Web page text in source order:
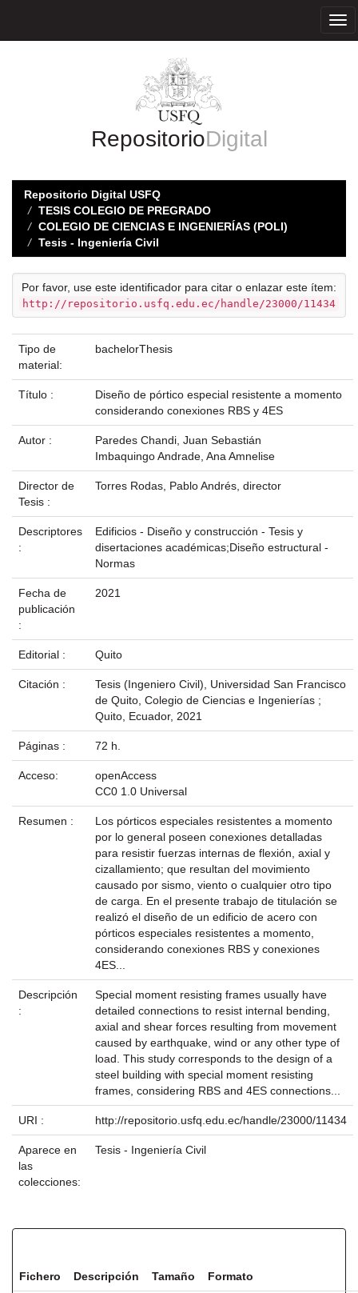
RepositorioDigital
Repositorio Digital USFQ
TESIS COLEGIO DE PREGRADO
COLEGIO DE CIENCIAS E INGENIERÍAS (POLI)
Tesis - Ingeniería Civil
Por favor, use este identificador para citar o enlazar este ítem:
http://repositorio.usfq.edu.ec/handle/23000/11434
Tipo de
material:
bachelorThesis
Título :
Diseño de pórtico especial resistente a momento
considerando conexiones RBS y 4ES
Autor :
Paredes Chandi, Juan Sebastián
Imbaquingo Andrade, Ana Amnelise
Director de
Tesis :
Torres Rodas, Pablo Andrés, director
Descriptores
:
Edificios - Diseño y construcción - Tesis y
disertaciones académicas;Diseño estructural -
Normas
Fecha de
publicación
:
2021
Editorial : Quito
Citación :
Tesis (Ingeniero Civil), Universidad San Francisco
de Quito, Colegio de Ciencias e Ingenierías ;
Quito, Ecuador, 2021
Páginas : 72 h.
Acceso:
openAccess
CC0 1.0 Universal
Resumen :
Los pórticos especiales resistentes a momento
por lo general poseen conexiones detalladas
para resistir fuerzas internas de flexión, axial y
cizallamiento; que resultan del movimiento
causado por sismo, viento o cualquier otro tipo
de carga. En el presente trabajo de titulación se
realizó el diseño de un edificio de acero con
pórticos especiales resistentes a momento,
considerando conexiones RBS y conexiones
4ES...
Descripción
:
Special moment resisting frames usually have
detailed connections to resist internal bending,
axial and shear forces resulting from movement
caused by earthquake, wind or any other type of
load. This study corresponds to the design of a
steel building with special moment resisting
frames, considering RBS and 4ES connections...
URI : http://repositorio.usfq.edu.ec/handle/23000/11434
Aparece en
las
colecciones:
Tesis - Ingeniería Civil
Fichero Descripción Tamaño Formato